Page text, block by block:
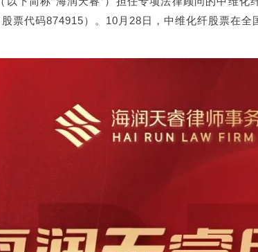
票代码874915）。10月28日，中维化纤股票在全